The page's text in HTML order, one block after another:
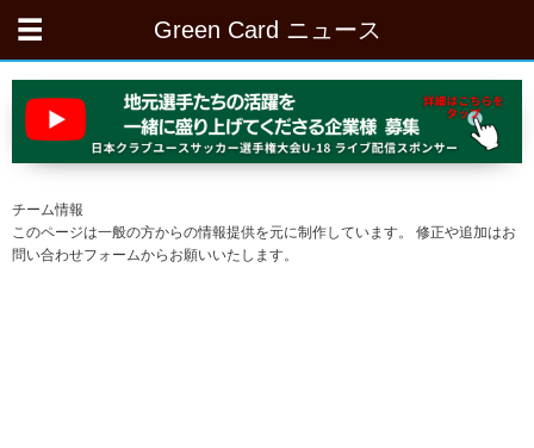
Green Card ニュース
チーム情報
このページは一般の方からの情報提供を元に制作しています。 修正や追加はお
問い合わせフォームからお願いいたします。